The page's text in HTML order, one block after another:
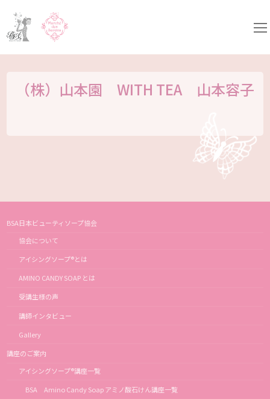
へ
（株）山本園 WITH TEA 山本容子
BSA日本ビューティソープ協会
協会について
アイシングソープ®とは
AMINO CANDY SOAP とは
受講生様の声
講師インタビュー
Gallery
講座のご案内
アイシングソープ®講座一覧
BSA Amino Candy Soap アミノ酸石けん講座一覧